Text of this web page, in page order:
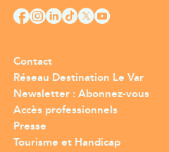
Contact
Réseau Destination Le Var
Newsletter : Abonnez-vous
Accès professionnels
Presse
Tourisme et Handicap